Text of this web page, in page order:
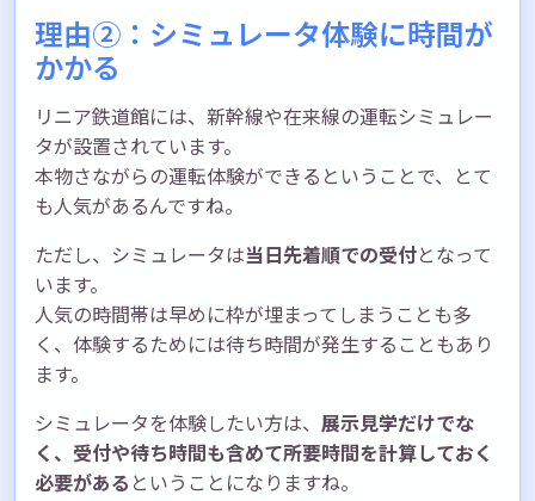
理由②：シミュレータ体験に時間が
かかる
リニア鉄道館には、新幹線や在来線の運転シミュレー
タが設置されています。
本物さながらの運転体験ができるということで、とて
も人気があるんですね。
ただし、シミュレータは当日先着順での受付となって
います。
人気の時間帯は早めに枠が埋まってしまうことも多
く、体験するためには待ち時間が発生することもあり
ます。
シミュレータを体験したい方は、 展示見学だけでな
く、受付や待ち時間も含めて所要時間を計算しておく
必要がある ということになりますね。